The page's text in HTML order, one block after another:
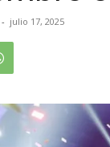
- julio 17, 2025